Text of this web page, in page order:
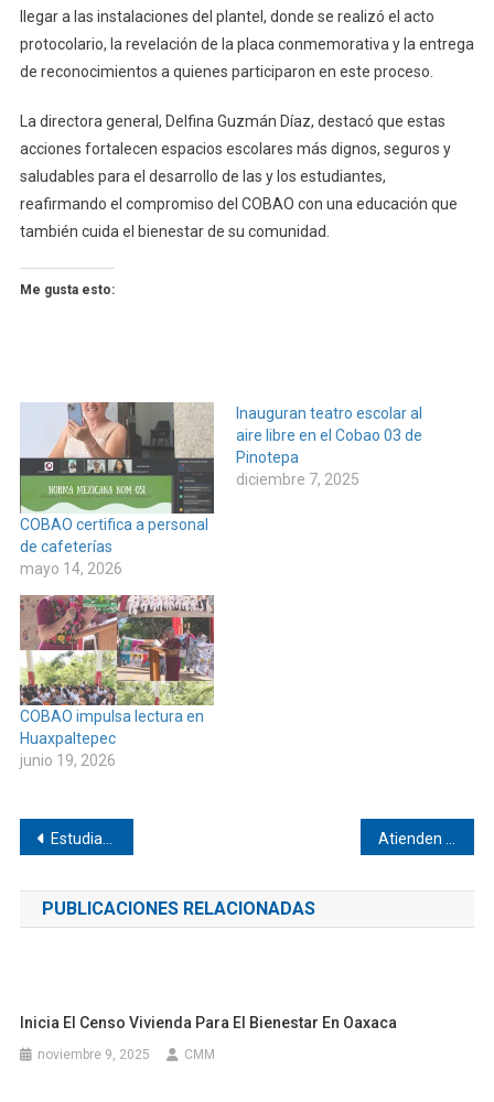
llegar a las instalaciones del plantel, donde se realizó el acto
protocolario, la revelación de la placa conmemorativa y la entrega
de reconocimientos a quienes participaron en este proceso.
La directora general, Delfina Guzmán Díaz, destacó que estas
acciones fortalecen espacios escolares más dignos, seguros y
saludables para el desarrollo de las y los estudiantes,
reafirmando el compromiso del COBAO con una educación que
también cuida el bienestar de su comunidad.
Me gusta esto:
COBAO certifica a personal
de cafeterías
mayo 14, 2026
Inauguran teatro escolar al
aire libre en el Cobao 03 de
Pinotepa
diciembre 7, 2025
COBAO impulsa lectura en
Huaxpaltepec
junio 19, 2026
Navegación
de
entradas
Estudiante de CECyTEO Jamiltepec gana primer lugar estatal Atienden a ciudadanos y sectores productivos de Pinotepa
PUBLICACIONES RELACIONADAS
Inicia El Censo Vivienda Para El Bienestar En Oaxaca
noviembre 9, 2025 CMM